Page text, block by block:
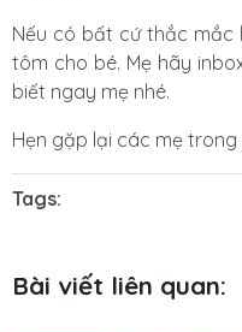
Nếu có bất cứ thắc mắc
tôm cho bé. Mẹ hãy
biết ngay mẹ nhé.
Hẹn gặp lại các mẹ
Tags:
Bài viết liên quan: